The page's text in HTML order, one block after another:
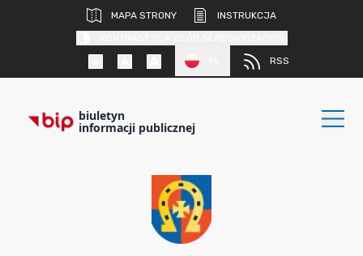
MAPA STRONY
INSTRUKCJA
RSS
biuletyn
informacji publicznej